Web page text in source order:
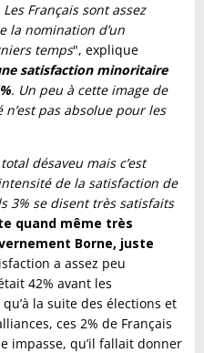
Les Français sont assez
la nomination d’un
temps", explique
satisfaction minoritaire
. Un peu à cette image de
pas absolue pour les
désaveu mais c’est
de la satisfaction de
3% se disent très satisfaits
quand même très
Borne, juste
a assez peu
42% avant les
la suite des élections et
ces 2% de Français
impasse, qu’il fallait donner